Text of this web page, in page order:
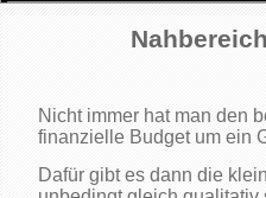
Nicht immer hat man den
finanzielle Budget um ein
Dafür gibt es dann die